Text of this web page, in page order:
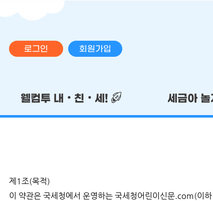
로그인 회원가입
웰컴투 내‧친‧세! 세금아
제1조(목적)
이 약관은 국세청에서 운영하는 국세청어린이신문.com(이